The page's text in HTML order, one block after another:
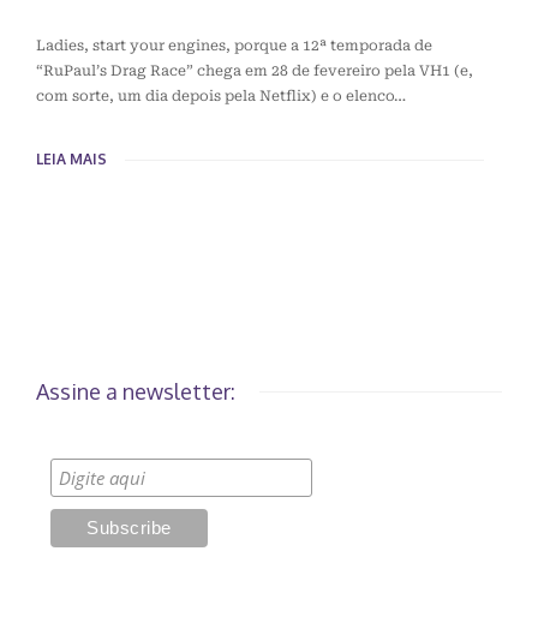
Ladies, start your engines, porque a 12ª temporada de
“RuPaul’s Drag Race” chega em 28 de fevereiro pela VH1 (e,
com sorte, um dia depois pela Netflix) e o elenco…
LEIA MAIS
Assine a newsletter: